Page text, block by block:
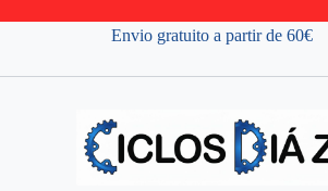
Envio gratuito a partir de 60€